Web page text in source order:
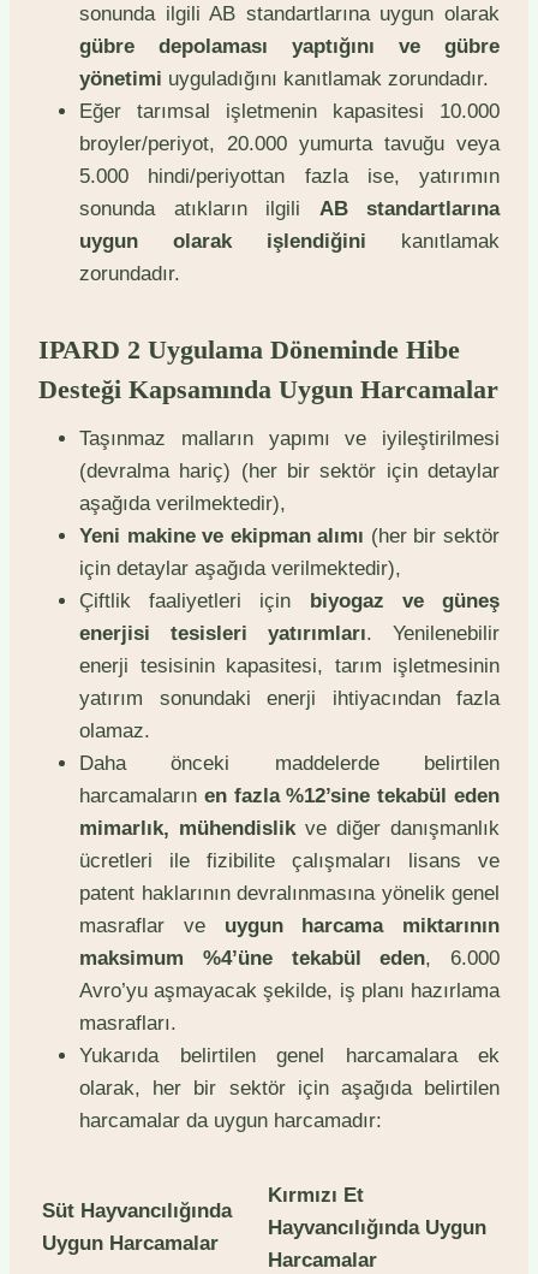
sonunda ilgili AB standartlarına uygun olarak
gübre depolaması yaptığını ve gübre
yönetimi uyguladığını kanıtlamak zorundadır.
Eğer tarımsal işletmenin kapasitesi 10.000
broyler/periyot, 20.000 yumurta tavuğu veya
5.000 hindi/periyottan fazla ise, yatırımın
sonunda atıkların ilgili AB standartlarına
uygun olarak işlendiğini kanıtlamak
zorundadır.
IPARD 2 Uygulama Döneminde Hibe
Desteği Kapsamında Uygun Harcamalar
Taşınmaz malların yapımı ve iyileştirilmesi
(devralma hariç) (her bir sektör için detaylar
aşağıda verilmektedir),
Yeni makine ve ekipman alımı (her bir sektör
için detaylar aşağıda verilmektedir),
Çiftlik faaliyetleri için biyogaz ve güneş
enerjisi tesisleri yatırımları. Yenilenebilir
enerji tesisinin kapasitesi, tarım işletmesinin
yatırım sonundaki enerji ihtiyacından fazla
olamaz.
Daha önceki maddelerde belirtilen
harcamaların en fazla %12’sine tekabül eden
mimarlık, mühendislikve diğer danışmanlık
ücretleri ile fizibilite çalışmaları lisans ve
patent haklarının devralınmasına yönelik genel
masraflar ve uygun harcama miktarının
maksimum %4’üne tekabül eden, 6.000
Avro’yu aşmayacak şekilde, iş planı hazırlama
masrafları.
Yukarıda belirtilen genel harcamalara ek
olarak, her bir sektör için aşağıda belirtilen
harcamalar da uygun harcamadır:
Süt Hayvancılığında
Uygun Harcamalar
Kırmızı Et
Hayvancılığında Uygun
Harcamalar